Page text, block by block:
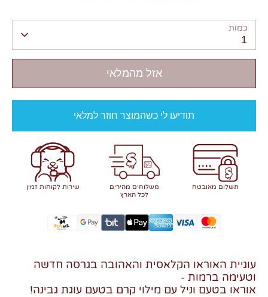
כמות
1
אזל מהמלאי
תודיעו לי כשהמוצר חוזר למלאי
תשלום מאובטח
משלוחים מהירים
לכל הארץ
שירות לקוחות זמין
עוגיית האוראו הקלאסית והאהובה בגרסה חדשה
וטעימה ברמות -
אוראו בטעם וניל עם מילוי קרם בטעם עוגת גבינה!